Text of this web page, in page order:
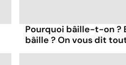
Pourquoi bâille-t-on ?
bâille ? On vous dit